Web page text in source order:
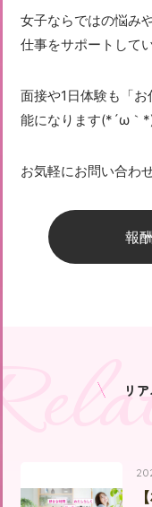
女子ならではの悩み
仕事をサポートして
面接や1日体験も「
能になります(*´ω｀
お気軽にお問い合わ
報
リ